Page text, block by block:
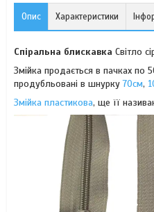
Опис Характеристики
Спіральна блискавка Світло
Змійка продається в пачках
продубльовані в шнурку70см,
Змійка пластикова, ще її